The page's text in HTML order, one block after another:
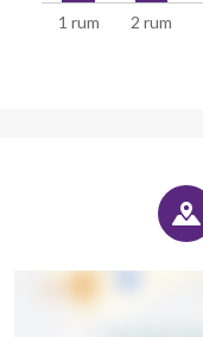
1 rum 2 rum